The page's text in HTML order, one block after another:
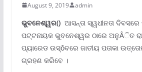
August 9, 2019 admin
ଭୁବନେଶ୍ୱର()ଆସନ୍ତା ସ୍ୱଧୀନତା
ପଟ୍ଟନାୟକ ଭୁବନେଶ୍ୱର ଠାରେ ଅନୁÂିତ
ପ୍ୟାରେଡ ଉସ୍ôବରେ ଜାତୀୟ ପତାକା
ଗ୍ରହଣ କରିବେ ।